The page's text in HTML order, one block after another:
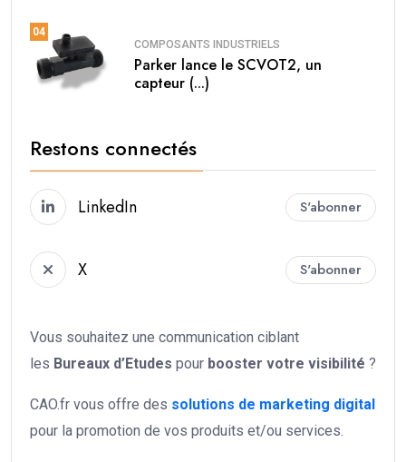
04
COMPOSANTS INDUSTRIELS
Parker lance le SCVOT2, un
capteur (...)
Restons connectés
LinkedIn S'abonner
X S'abonner
Vous souhaitez une communication ciblant
les Bureaux d’Etudes pour booster votre visibilité ?
CAO.fr vous offre des solutions de marketing digital
pour la promotion de vos produits et/ou services.